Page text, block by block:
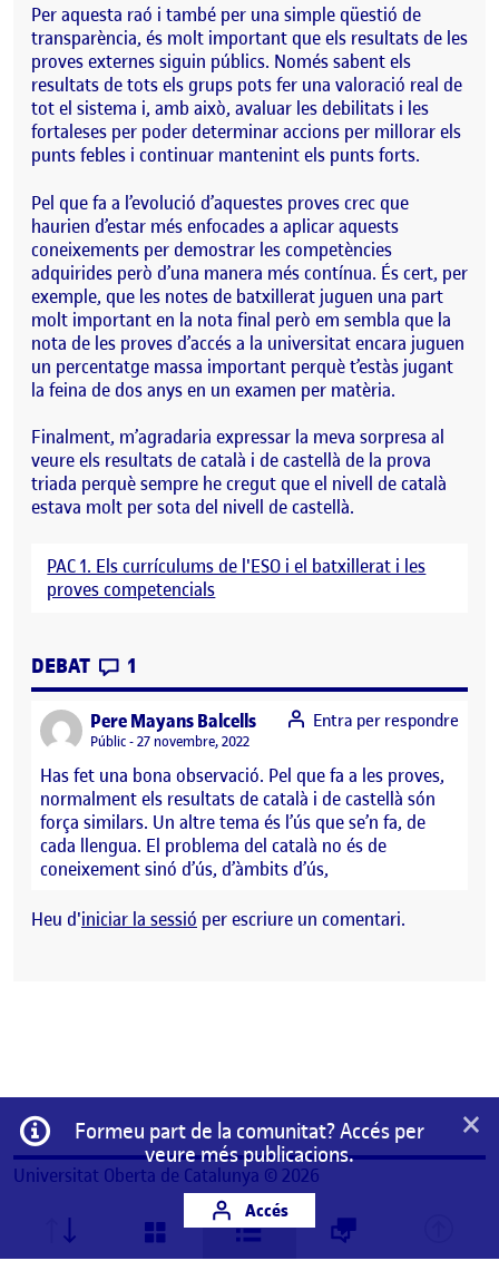
Per aquesta raó i també per una simple qüestió de
transparència, és molt important que els resultats de les
proves externes siguin públics. Només sabent els
resultats de tots els grups pots fer una valoració real de
tot el sistema i, amb això, avaluar les debilitats i les
fortaleses per poder determinar accions per millorar els
punts febles i continuar mantenint els punts forts.
Pel que fa a l’evolució d’aquestes proves crec que
haurien d’estar més enfocades a aplicar aquests
coneixements per demostrar les competències
adquirides però d’una manera més contínua. És cert, per
exemple, que les notes de batxillerat juguen una part
molt importanten la nota final però em sembla que la
nota de les proves d’accés a la universitat encara juguen
un percentatge massa important perquè t’estàs jugant
la feina de dos anys en un examen per matèria.
Finalment, m’agradaria expressar la meva sorpresa al
veure els resultats de català i de castellà de la prova
triada perquè sempre he cregut que el nivell de català
estava molt per sota del nivell de castellà.
PAC 1. Els currículums de l'ESO i el batxillerat i les
proves competencials
DEBAT CONTRIBUTIONS
1
Pere Mayans Balcellssays:
Visibilitat:
Públic 27 novembre, 2022
Has fet una bona observació. Pel que fa a les proves,
normalment els resultats de català i de castellà són
força similars. Un altre tema és l’ús que se’n fa, de
cada llengua. El problema del català no és de
coneixement sinó d’ús, d’àmbits d’ús,
Entra per respondre
Heu d'iniciar la sessió per escriure un comentari.
Informació
Formeu part de la comunitat? Accés per
veure més publicacions.
Accés
×
Universitat Oberta de Catalunya © 2026